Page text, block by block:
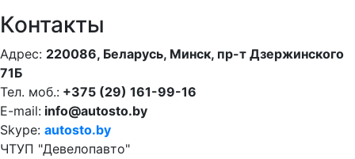
Контакты
Адрес: 220086, Беларусь, Минск, пр-т Дзержинского
71Б
Тел. моб.: +375 (29) 161-99-16
E-mail: info@autosto.by
Skype: autosto.by
ЧТУП "Девелопавто"